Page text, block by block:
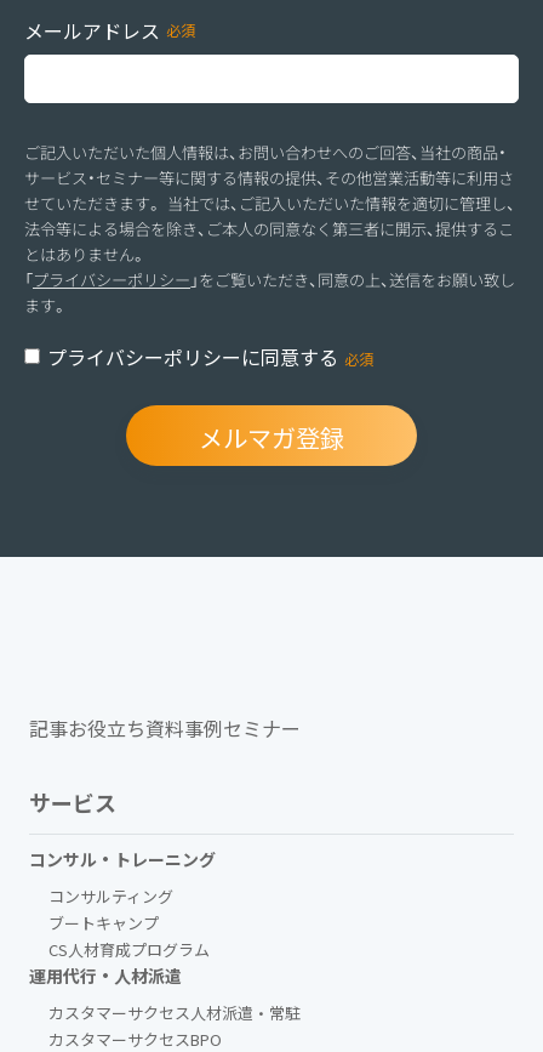
メールアドレス
ご記入いただいた個人情報は、お問い合わせへのご回答、当社の商品・
サービス・セミナー等に関する情報の提供、その他営業活動等に利用さ
せていただきます。 当社では、ご記入いただいた情報を適切に管理し、
法令等による場合を除き、ご本人の同意なく第三者に開示、提供するこ
とはありません。
「プライバシーポリシー 」をご覧いただき、同意の上、送信をお願い致し
ます。
プライバシーポリシーに同意する
記事お役立ち資料事例セミナー
サービス
コンサル・トレーニング
コンサルティング
ブートキャンプ
CS人材育成プログラム
運用代行・人材派遣
カスタマーサクセス人材派遣・常駐
カスタマーサクセスBPO